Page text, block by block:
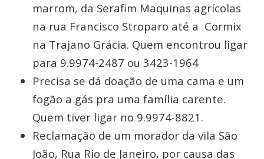
marrom, da Serafim Maquinas agrícolas
na rua Francisco Stroparo até a Cormix
na Trajano Grácia. Quem encontrou ligar
para 9.9974-2487 ou 3423-1964
Precisa se dá doação de uma cama e um
fogão a gás pra uma família carente.
Quem tiver ligar no 9.9974-8821.
Reclamação de um morador da vila São
João, Rua Rio de Janeiro, por causa das